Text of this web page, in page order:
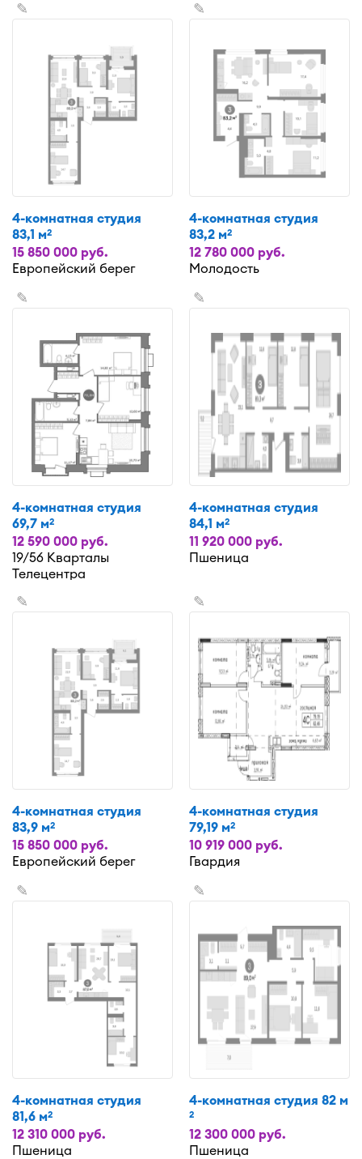
✎
4-комнатная студия
83,1 м2
15 850 000 руб.
Европейский берег
✎
4-комнатная студия
83,2 м2
12 780 000 руб.
Молодость
✎
4-комнатная студия
69,7 м2
12 590 000 руб.
19/56 Кварталы
Телецентра
✎
4-комнатная студия
84,1 м2
11 920 000 руб.
Пшеница
✎
4-комнатная студия
83,9 м2
15 850 000 руб.
Европейский берег
✎
4-комнатная студия
79,19 м2
10 919 000 руб.
Гвардия
✎
4-комнатная студия
81,6 м2
12 310 000 руб.
Пшеница
✎
4-комнатная студия 82 м
2
12 300 000 руб.
Пшеница